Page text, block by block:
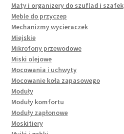
Maty i organizery do szuflad i szafek
Meble do przyczep
Mechanizmy wycieraczek
Miejskie
Mikrofony przewodowe
Miski olejowe
Mocowania i uchwyty
Mocowanie koła zapasowego
Moduły
Moduły komfortu
Moduły zapłonowe
Moskitiery